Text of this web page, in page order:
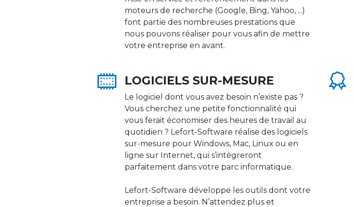
moteurs de recherche (Google, Bing, Yahoo, ...)
font partie des nombreuses prestations que
nous pouvons réaliser pour vous afin de mettre
votre entreprise en avant.
LOGICIELS SUR-MESURE
Le logiciel dont vous avez besoin n’existe pas ?
Vous cherchez une petite fonctionnalité qui
vous ferait économiser des heures de travail au
quotidien ? Lefort-Software réalise des logiciels
sur-mesure pour Windows, Mac, Linux ou en
ligne sur Internet, qui s’intègreront
parfaitement dans votre parc informatique.
Lefort-Software développe les outils dont votre
entreprise a besoin. N’attendez plus et